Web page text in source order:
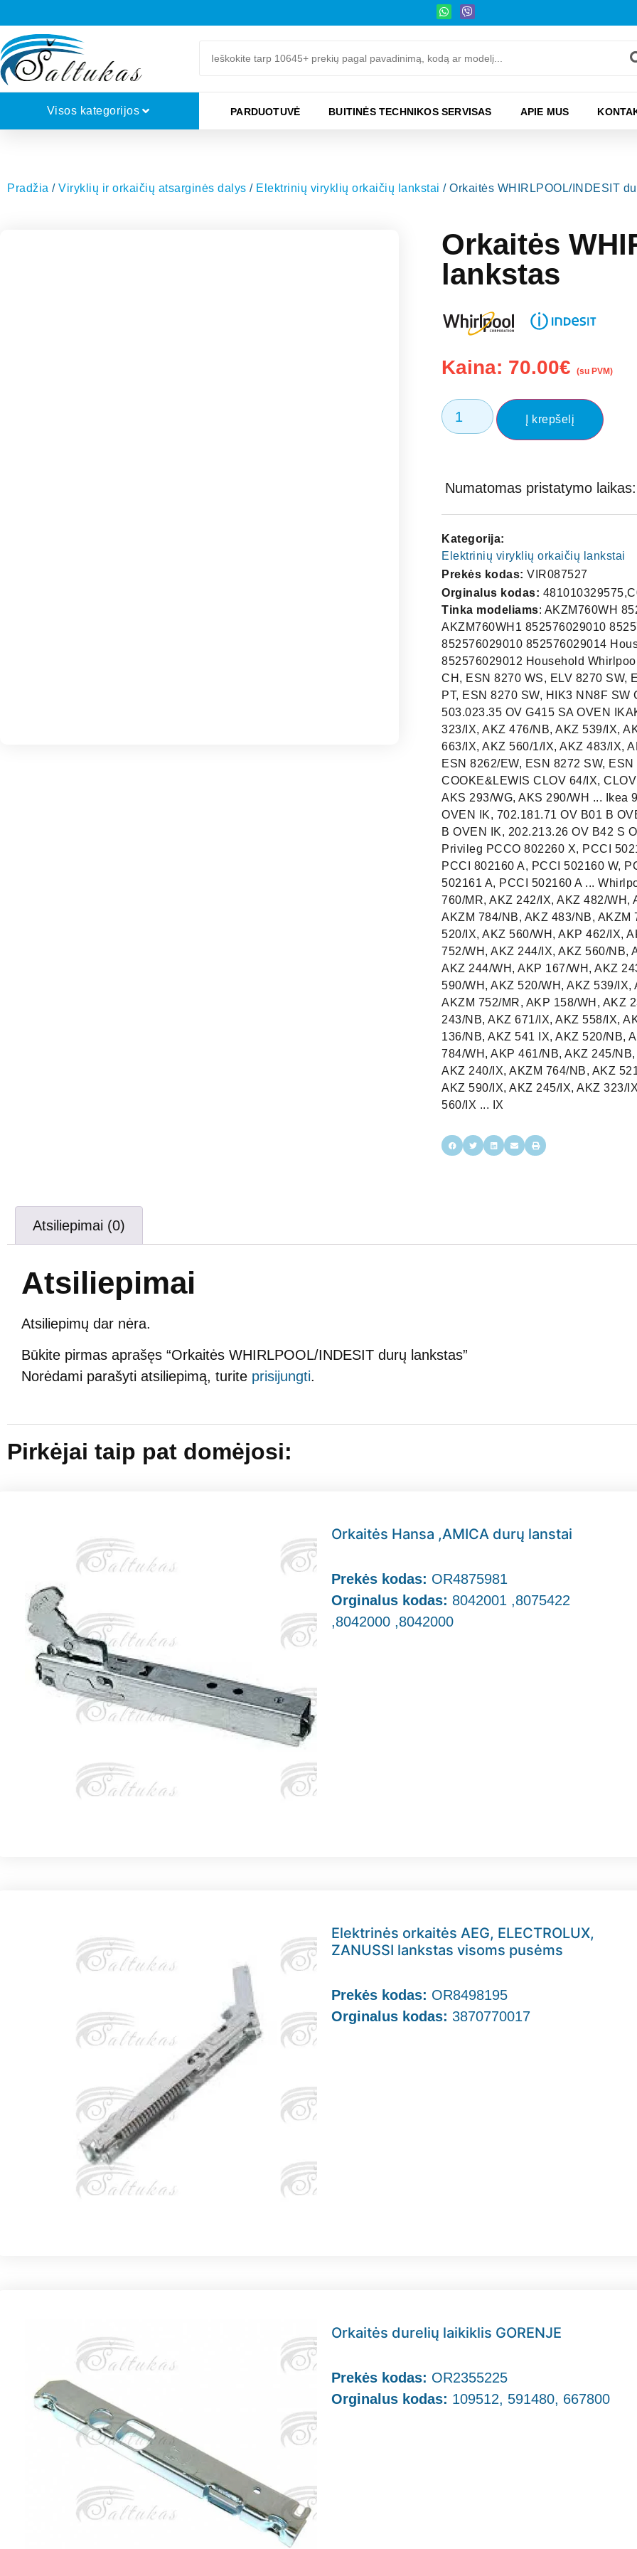
Visos kategorijos PARDUOTUVĖ BUITINĖS TECHNIKOS SERVISAS APIE MUS
Pradžia / Viryklių ir orkaičių atsarginės dalys / Elektrinių viryklių orkaičių lankstai / Orkaitės WHIRLPOOL/INDESIT
Orkaitės
lankstas
Kaina: 70.00€ (su PVM)
Į krepšelį
Numatomas pristatymo
Kategorija:
Elektrinių viryklių orkaičių lankstai
Prekės kodas:VIR087527
Orginalus kodas:
Tinka modeliams: AKZM760WH
AKZM760WH1 852576029010
852576029010 852576029014
852576029012 Household
CH, ESN 8270 WS, ELV 8270 SW,
PT, ESN 8270 SW, HIK3 NN8F
503.023.35 OV G415 SA OVEN
323/IX, AKZ 476/NB, AKZ 539/IX,
663/IX, AKZ 560/1/IX, AKZ 483/IX,
ESN 8262/EW, ESN 8272 SW,
COOKE&LEWIS CLOV 64/IX,
AKS 293/WG, AKS 290/WH ... Ikea
OVEN IK, 702.181.71 OV B01 B
B OVEN IK, 202.213.26 OV B42 S
Privileg PCCO 802260 X, PCCI
PCCI 802160 A, PCCI 502160 W,
502161 A, PCCI 502160 A ...
760/MR, AKZ 242/IX, AKZ 482/WH,
AKZM 784/NB, AKZ 483/NB, AKZM
520/IX, AKZ 560/WH, AKP 462/IX,
752/WH, AKZ 244/IX, AKZ 560/NB,
AKZ 244/WH, AKP 167/WH, AKZ
590/WH, AKZ 520/WH, AKZ 539/
AKZM 752/MR, AKP 158/WH, AKZ
243/NB, AKZ 671/IX, AKZ 558/IX,
136/NB, AKZ 541 IX, AKZ 520/NB,
784/WH, AKP 461/NB, AKZ 245/
AKZ 240/IX, AKZM 764/NB, AKZ
AKZ 590/IX, AKZ 245/IX, AKZ 323/
560/IX ... IX
Atsiliepimai (0)
Atsiliepimai
Atsiliepimų dar nėra.
Būkite pirmas aprašęs “Orkaitės WHIRLPOOL/INDESIT durų lankstas”
Norėdami parašyti atsiliepimą, turite prisijungti.
Pirkėjai taip pat domėjosi:
Orkaitės Hansa ,AMICA durų lanstai
Prekės kodas: OR4875981
Orginalus kodas: 8042001 ,8075422
,8042000 ,8042000
Elektrinės orkaitės AEG, ELECTROLUX,
ZANUSSI lankstas visoms pusėms
Prekės kodas: OR8498195
Orginalus kodas: 3870770017
Orkaitės durelių laikiklis GORENJE
Prekės kodas: OR2355225
Orginalus kodas: 109512, 591480, 667800